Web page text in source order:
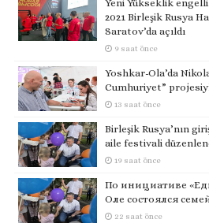
Yeni Yükseklik
2021 Birleşik Rusya
Saratov’da açıldı
9 saat önce
Yoshkar-Ola’da
Cumhuriyet”
13 saat önce
Birleşik Rusya’nın
aile festivali
19 saat önce
По инициативе
Оле состоялся
22 saat önce